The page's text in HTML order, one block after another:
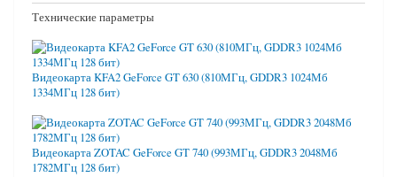
Технические параметры
Видеокарта KFA2 GeForce GT 630 (810МГц, GDDR3 1024Мб
1334МГц 128 бит)
Видеокарта ZOTAC GeForce GT 740 (993МГц, GDDR3 2048Мб
1782МГц 128 бит)